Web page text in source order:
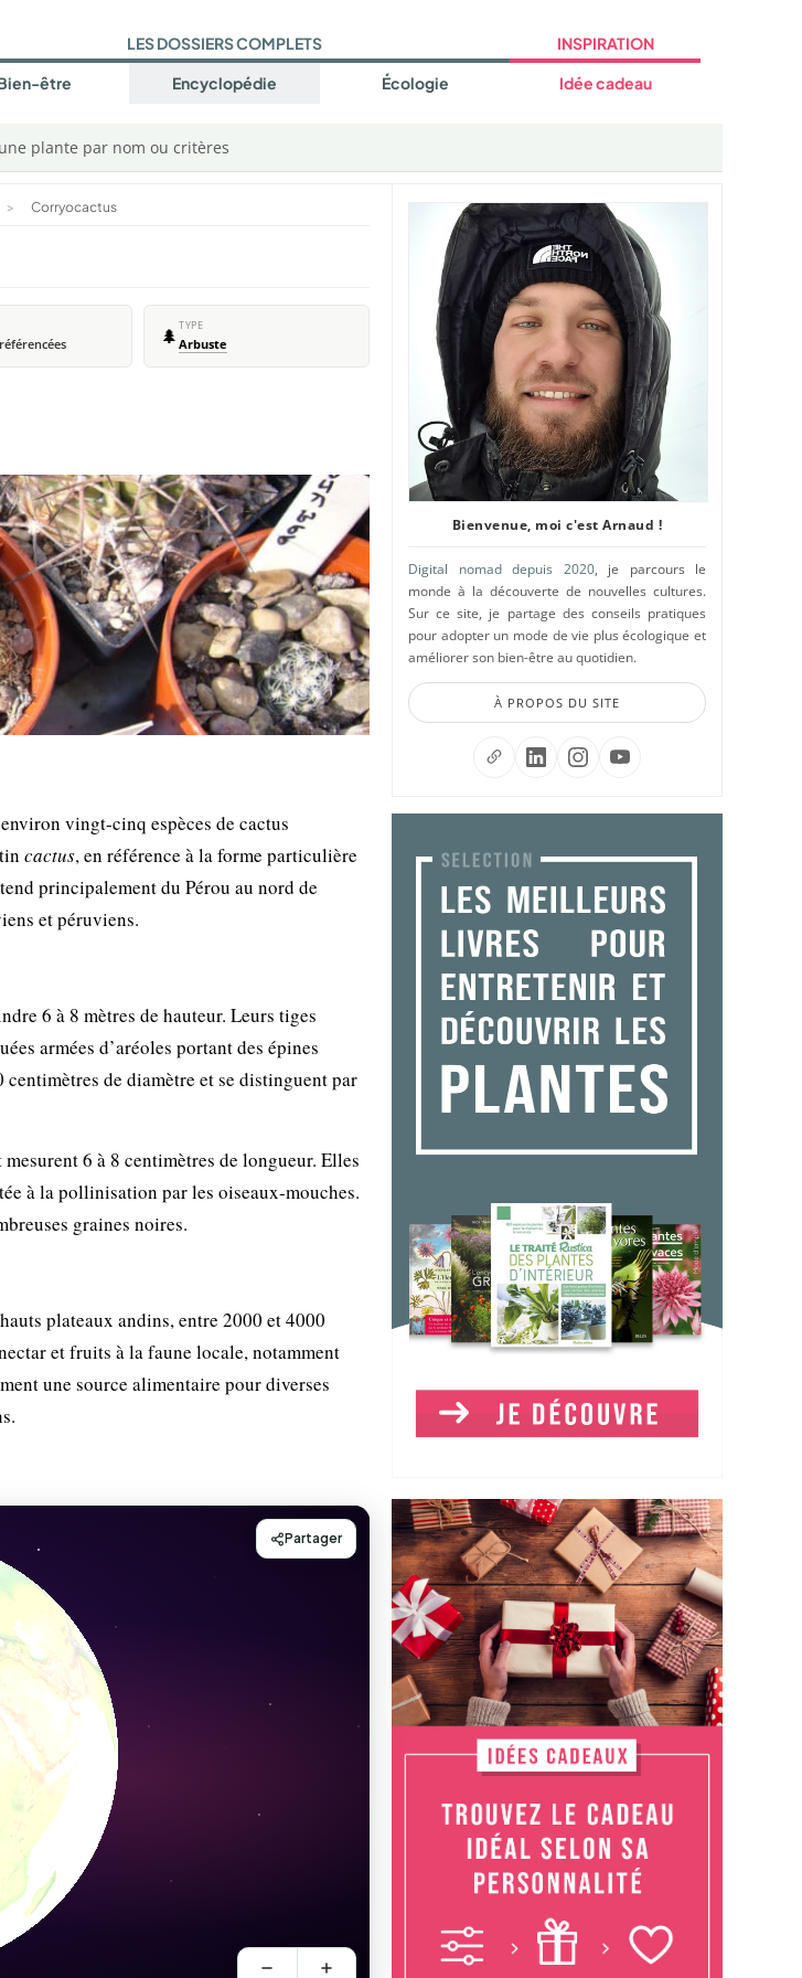
LES DOSSIERS COMPLETS
être Encyclopédie Écologie
INSPIRATION
Idée cadeau
plante par nom ou critères
> Corryocactus
🌲 TYPE
Arbuste
vingt-cinq espèces de cactus
cactus, en référence à la forme particulière
principalement du Pérou au nord de
et péruviens.
6 à 8 mètres de hauteur. Leurs tiges
armées d’aréoles portant des épines
de diamètre et se distinguent par
6 à 8 centimètres de longueur. Elles
à la pollinisation par les oiseaux-mouches.
graines noires.
plateaux andins, entre 2000 et 4000
et fruits à la faune locale, notamment
une source alimentaire pour diverses
Bienvenue, moi c'est Arnaud !
Digital nomad depuis 2020, je parcours le
monde à la découverte de nouvelles cultures.
Sur ce site, je partage des conseils pratiques
pour adopter un mode de vie plus écologique et
améliorer son bien-être au quotidien.
À PROPOS DU SITE